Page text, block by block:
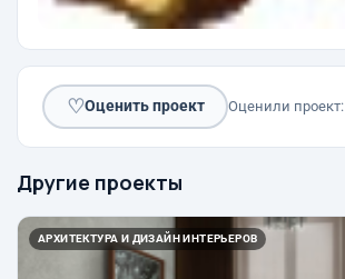
♡Оценить проект Оценили проект:
Другие проекты
АРХИТЕКТУРА И ДИЗАЙН ИНТЕРЬЕРОВ